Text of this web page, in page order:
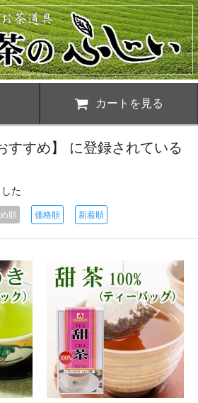
カートを見る
すすめ】 に登録されている
た
順 価格順 新着順